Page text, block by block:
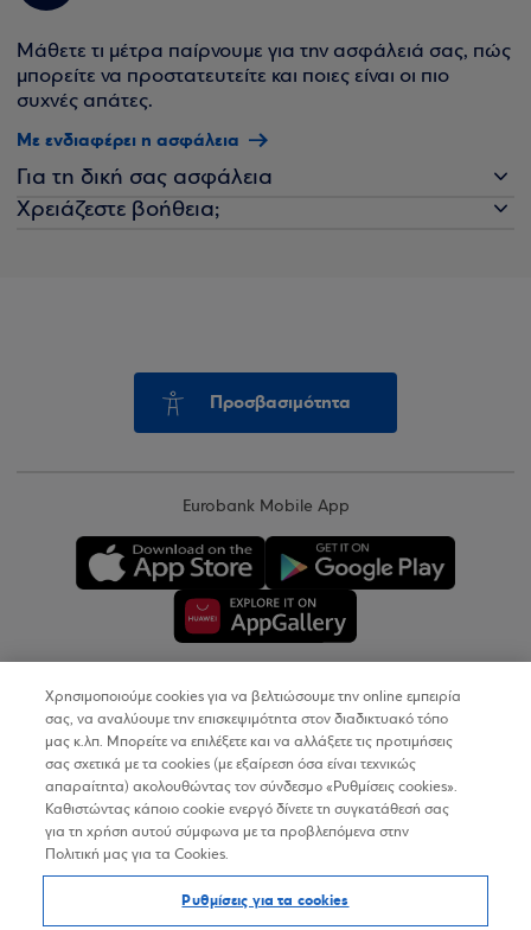
Μάθετε τι μέτρα παίρνουμε για την ασφάλειά σας, πώς
μπορείτε να προστατευτείτε και ποιες είναι οι πιο
συχνές απάτες.
Με ενδιαφέρει η ασφάλεια
Για τη δική σας ασφάλεια
Χρειάζεστε βοήθεια;
Προσβασιμότητα
Eurobank Mobile App
Copyright © 2026
Όροι Χρήσης
Προσωπικά Δεδομένα στον Διαδικτυακό Τόπο
Δήλωση Προσβασιμότητας
Χρησιμοποιούμε cookies για να βελτιώσουμε την online εμπειρία
σας, να αναλύουμε την επισκεψιμότητα στον διαδικτυακό τόπο
μας κ.λπ. Μπορείτε να επιλέξετε και να αλλάξετε τις προτιμήσεις
σας σχετικά με τα cookies (με εξαίρεση όσα είναι τεχνικώς
απαραίτητα) ακολουθώντας τον σύνδεσμο «Ρυθμίσεις cookies».
Καθιστώντας κάποιο cookie ενεργό δίνετε τη συγκατάθεσή σας
για τη χρήση αυτού σύμφωνα με τα προβλεπόμενα στην
Πολιτική μας για τα Cookies.
Ρυθμίσεις για τα cookies